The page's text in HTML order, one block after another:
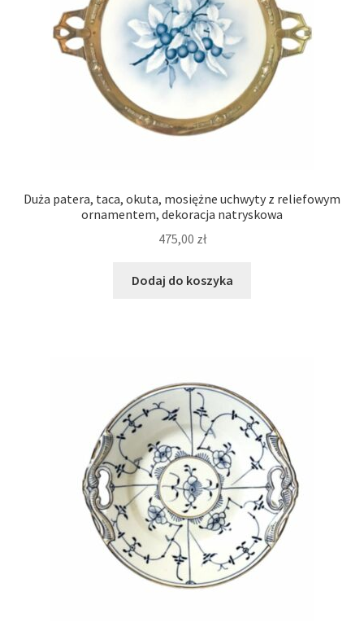
Duża patera, taca, okuta, mosiężne uchwyty z reliefowym
ornamentem, dekoracja natryskowa
475,00 zł
Dodaj do koszyka